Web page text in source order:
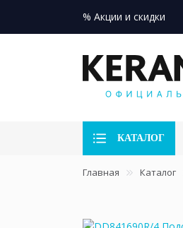
% Акции и скидки
КАТАЛОГ
Главная Каталог